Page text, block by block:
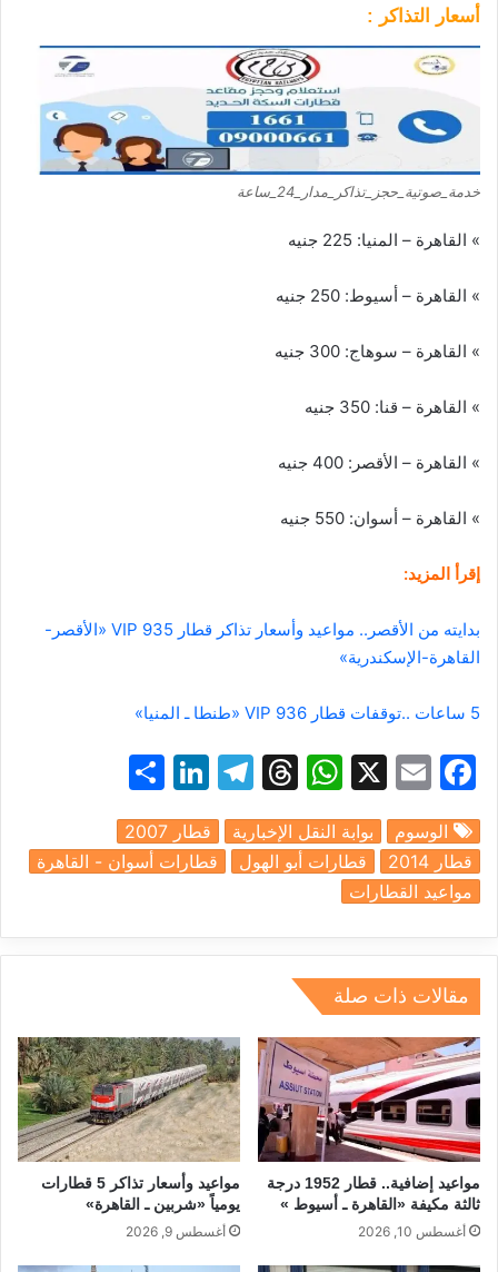
أسعار التذاكر :
خدمة_صوتية_حجز_تذاكر_مدار_24_ساعة
» القاهرة – المنيا: جنيه
» القاهرة – أسيوط: جنيه
» القاهرة – سوهاج: جنيه
» القاهرة – قنا: جنيه
» القاهرة – الأقصر : جنيه
» القاهرة – أسوان: جنيه
إقرأ المزيد:
بدايته من الأقصر.. مواعيد وأسعار تذاكر قطار 935 VIP «الأقصر-
القاهرة-الإسكندرية»
5 ساعات ..توقفات قطار 936 VIP «طنطا ـ المنيا»
F
c
e
b
o
o
k
E
ai
l
X
W
at
s
p
p
T
e
a
s
T
e
gr
m
Li
k
e
n
ar
e
الوسوم بوابة النقل الإخبارية
قطار 2007
قطار 2014
قطارات أبو الهول
قطارات أسوان - القاهرة
مواعيد القطارات
مقالات ذات صلة
مواعيد إضافية.. قطار 1952 درجة
ثالثة مكيفة «القاهرة ـ أسيوط »
أغسطس 10, 2026
مواعيد وأسعار تذاكر 5 قطارات
يومياً «شربين ـ القاهرة»
أغسطس 9, 2026